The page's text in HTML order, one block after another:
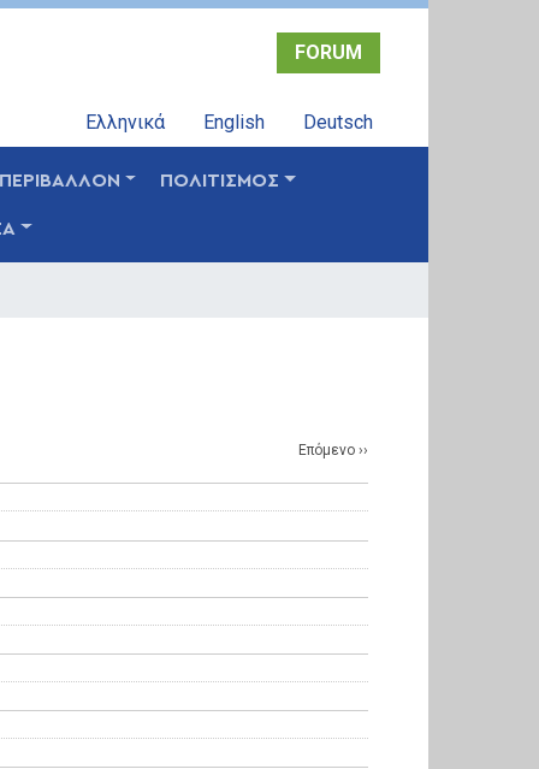
FORUM
Ελληνικά English Deutsch
ΠΕΡΙΒΑΛΛΟΝ ΠΟΛΙΤΙΣΜΟΣ
Επόμενο ››